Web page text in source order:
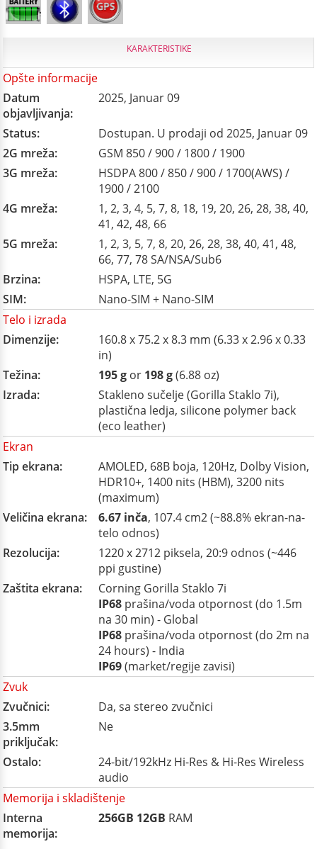
KARAKTERISTIKE
Opšte informacije
Datum
objavljivanja:
2025, Januar 09
Status:
Dostupan. U prodaji od 2025, Januar 09
2G mreža:
GSM 850 / 900 / 1800 / 1900
3G mreža:
HSDPA 800 / 850 / 900 / 1700(AWS) /
1900 / 2100
4G mreža:
1, 2, 3, 4, 5, 7, 8, 18, 19, 20, 26, 28, 38, 40,
41, 42, 48, 66
5G mreža:
1, 2, 3, 5, 7, 8, 20, 26, 28, 38, 40, 41, 48,
66, 77, 78 SA/NSA/Sub6
Brzina:
HSPA, LTE, 5G
SIM:
Nano-SIM + Nano-SIM
Telo i izrada
Dimenzije:
160.8 x 75.2 x 8.3 mm (6.33 x 2.96 x 0.33
in)
Težina:
195 g or 198 g(6.88 oz)
Izrada:
Stakleno sučelje (Gorilla Staklo 7i),
plastična ledja, silicone polymer back
(eco leather)
Ekran
Tip ekrana:
AMOLED, 68B boja, 120Hz, Dolby Vision,
HDR10+, 1400 nits (HBM), 3200 nits
(maximum)
Veličina ekrana:
6.67 inča, 107.4 cm2 (~88.8% ekran-na-
telo odnos)
Rezolucija:
1220 x 2712 piksela, 20:9 odnos (~446
ppi gustine)
Zaštita ekrana:
Corning Gorilla Staklo 7i
IP68 prašina/voda otpornost (do 1.5m
na 30 min) - Global
IP68 prašina/voda otpornost (do 2m na
24 hours) - India
IP69(market/regije zavisi)
Zvuk
Zvučnici:
Da, sa stereo zvučnici
3.5mm
priključak:
Ne
Ostalo:
24-bit/192kHz Hi-Res & Hi-Res Wireless
audio
Memorija i skladištenje
Interna
memorija:
256GB 12GB RAM